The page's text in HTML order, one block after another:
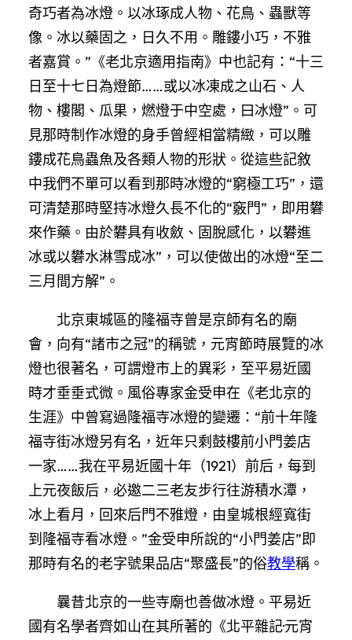
奇巧者為冰燈。以冰琢成人物、花鳥、蟲獸等
像。冰以藥固之，日久不用。雕鏤小巧，不雅
者嘉賞。”《老北京適用指南》中也記有：“十三
日至十七日為燈節……或以冰凍成之山石、人
物、樓閣、瓜果，燃燈于中空處，曰冰燈”。可
見那時制作冰燈的身手曾經相當精緻，可以雕
鏤成花鳥蟲魚及各類人物的形狀。從這些記敘
中我們不單可以看到那時冰燈的“窮極工巧”，還
可清楚那時堅持冰燈久長不化的“竅門”，即用礬
來作藥。由於礬具有收斂、固脫感化，以礬進
冰或以礬水淋雪成冰”，可以使做出的冰燈“至二
三月間方解”。
北京東城區的隆福寺曾是京師有名的廟
會，向有“諸市之冠”的稱號，元宵節時展覽的冰
燈也很著名，可謂燈市上的異彩，至平易近國
時才垂垂式微。風俗專家金受申在《老北京的
生涯》中曾寫過隆福寺冰燈的變遷：“前十年隆
福寺街冰燈另有名，近年只剩鼓樓前小門姜店
一家……我在平易近國十年（1921）前后，每到
上元夜飯后，必邀二三老友步行往游積水潭，
冰上看月，回來后門不雅燈，由皇城根經寬街
到隆福寺看冰燈。”金受申所說的“小門姜店”即
那時有名的老字號果品店“聚盛長”的俗教學稱。
曩昔北京的一些寺廟也善做冰燈。平易近
國有名學者齊如山在其所著的《北平雜記·元宵